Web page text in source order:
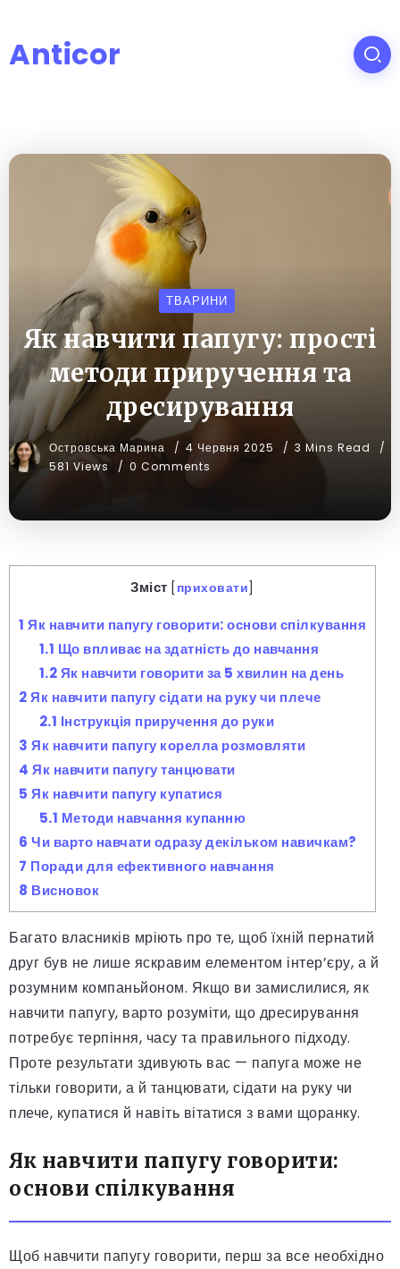
Anticor
ТВАРИНИ
Як навчити папугу: прості
методи приручення та
дресирування
Островська Марина 4 Червня 2025
3 Mins Read
581 Views
0 Comments
Зміст [ приховати]
1 Як навчити папугу говорити: основи спілкування
1.1 Що впливає на здатність до навчання
1.2Як навчити говорити за 5 хвилин на день
2Як навчити папугу сідати на руку чи плече
2.1 Інструкція приручення до руки
3 Як навчити папугу корелла розмовляти
4 Як навчити папугу танцювати
5 Як навчити папугу купатися
5.1 Методи навчання купанню
6 Чи варто навчати одразу декільком навичкам?
7 Поради для ефективного навчання
8 Висновок
Багато власників мріють про те, щоб їхній пернатий
друг був не лише яскравим елементом інтер’єру, а й
розумним компаньйоном. Якщо ви замислилися, як
навчити папугу, варто розуміти, що дресирування
потребує терпіння, часу та правильного підходу.
Проте результати здивують вас — папуга може не
тільки говорити, а й танцювати, сідати на руку чи
плече, купатися й навіть вітатися з вами щоранку.
Як навчити папугу говорити:
основи спілкування
Щоб навчити папугу говорити, перш за все необхідно